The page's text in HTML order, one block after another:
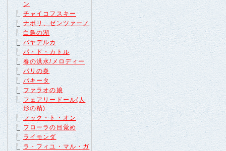
ン
チャイコフスキー
ナポリ、ゼンツァーノ
白鳥の湖
バヤデルカ
パ・ド・カトル
春の洪水/メロディー
パリの炎
パキータ
ファラオの娘
フェアリードール(人
形の精)
フック・ト・オン
フローラの目覚め
ライモンダ
ラ・フィユ・マル・ガ